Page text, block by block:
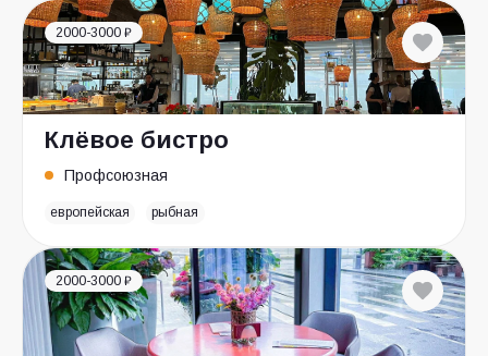
2000-3000 ₽
Клёвое бистро
Профсоюзная
европейская рыбная
2000-3000 ₽